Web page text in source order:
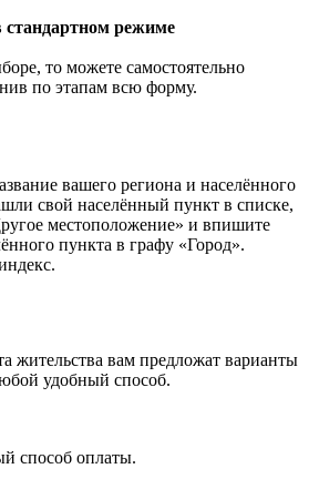
стандартном режиме
то можете самостоятельно
по этапам всю форму.
вашего региона и населённого
свой населённый пункт в списке,
местоположение» и впишите
пункта в графу «Город».
жительства вам предложат варианты
удобный способ.
способ оплаты.